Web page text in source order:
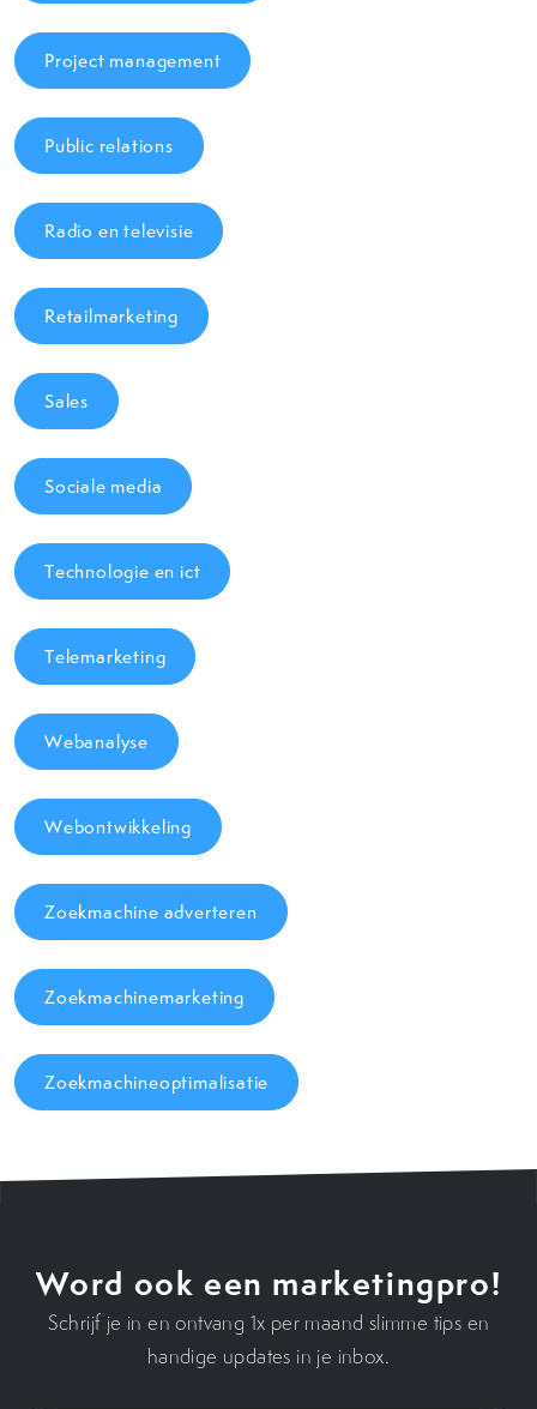
Project management
Public relations
Radio en televisie
Retailmarketing
Sales
Sociale media
Technologie en ict
Telemarketing
Webanalyse
Webontwikkeling
Zoekmachine adverteren
Zoekmachinemarketing
Zoekmachineoptimalisatie
Word ook een marketingpro!
Schrijf je in en ontvang 1x per maand slimme tips en
handige updates in je inbox.